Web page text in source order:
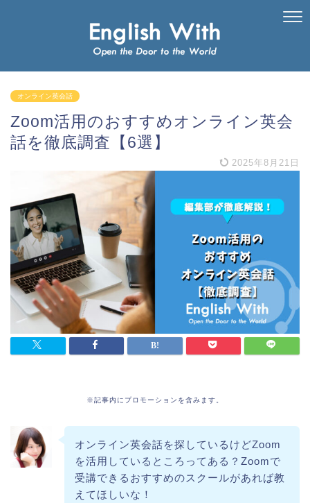
オンライン英会話
Zoom活用のおすすめオンライン英会
話を徹底調査【6選】
2025年8月21日
※記事内にプロモーションを含みます。
オンライン英会話を探しているけどZoom
を活用しているところってある？Zoomで
受講できるおすすめのスクールがあれば教
えてほしいな！